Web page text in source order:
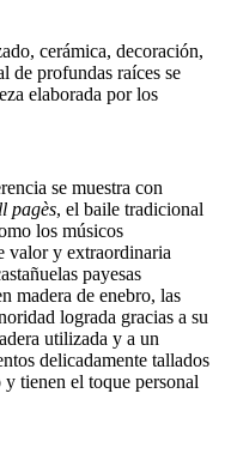
cerámica, decoración,
profundas raíces se
elaborada por los
se muestra con
pagès, el baile tradicional
los músicos
valor y extraordinaria
payesas
madera de enebro, las
lograda gracias a su
utilizada y a un
delicadamente tallados
tienen el toque personal